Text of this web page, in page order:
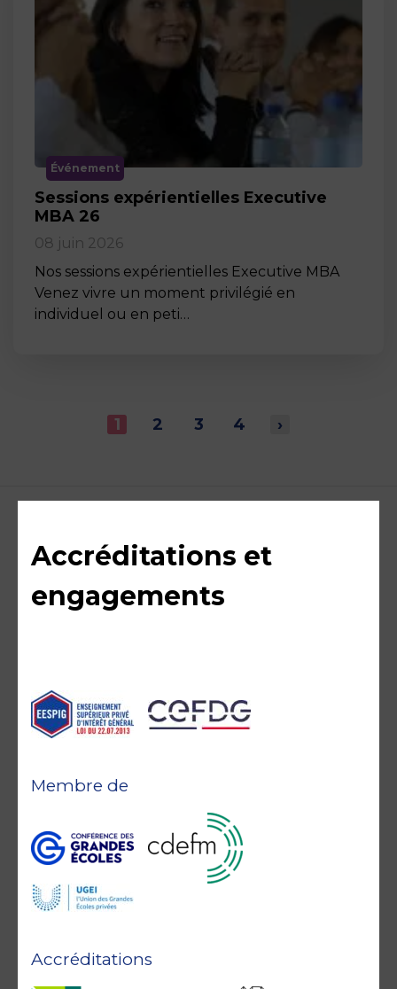
Événement
Sessions expérientielles Executive
MBA 26
08 juin 2026
Nos sessions expérientielles Executive MBA
Venez vivre un moment privilégié en
individuel ou en peti…
1 2 3 4 ›
Accréditations et
engagements
Accréditations
Membre de